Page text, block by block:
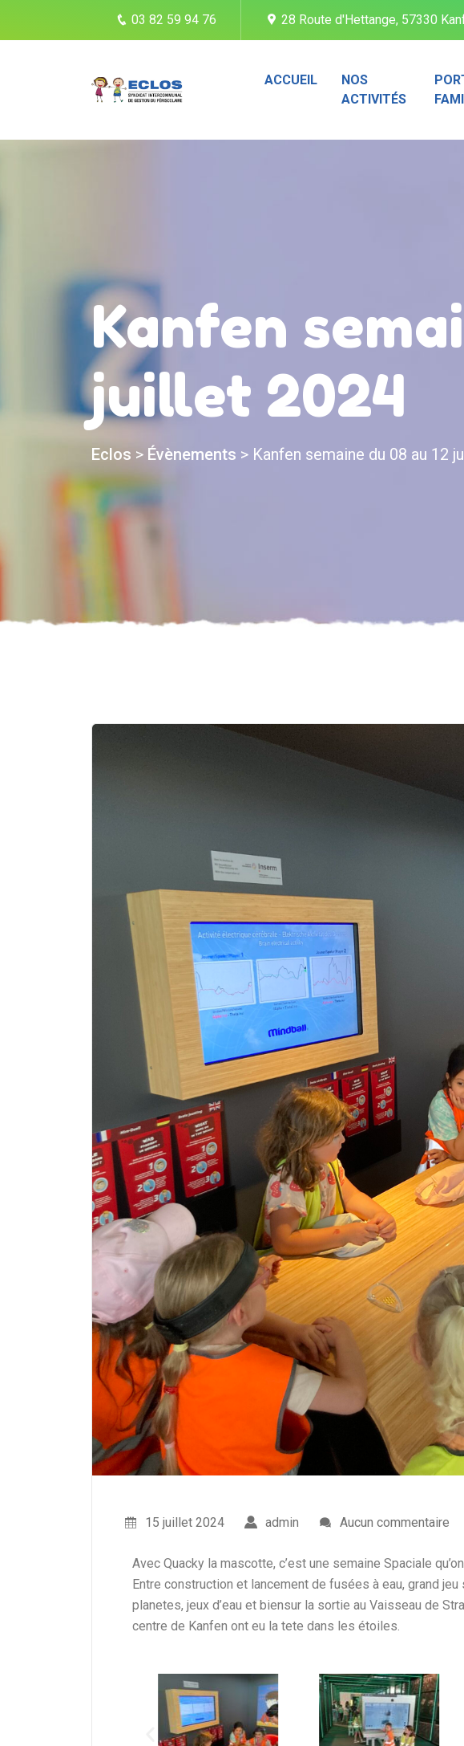
03 82 59 94 76 28 Route d'Hettange, 57330
ACCUEIL
NOS
ACTIVITÉS
Kanfen
juillet 2024
Eclos > Évènements > Kanfen semaine du 08 au 12
15 juillet 2024 admin Aucun commentaire
Avec Quacky la mascotte, c’est une semaine Spaciale
Entre construction et lancement de fusées à eau, grand jeu
planetes, jeux d’eau et biensur la sortie au Vaisseau de
centre de Kanfen ont eu la tete dans les étoiles.